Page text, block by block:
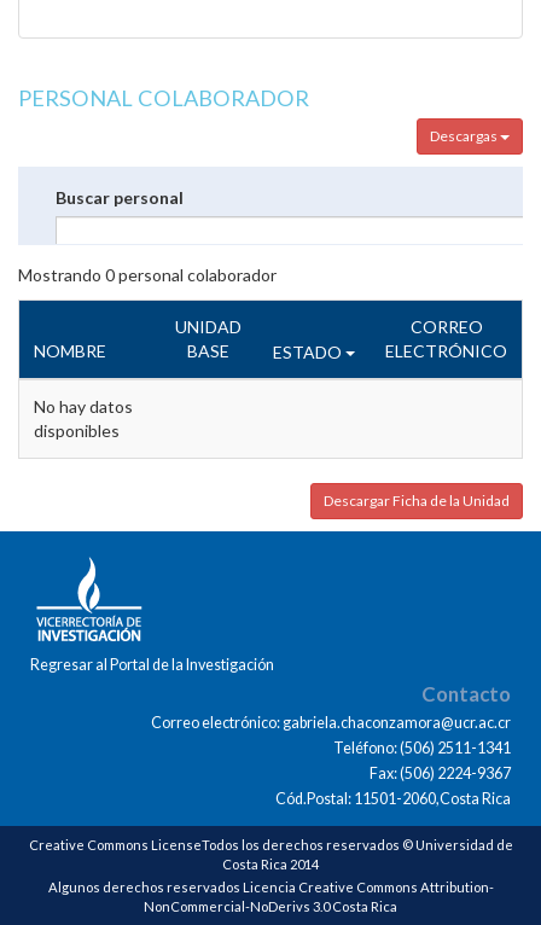
PERSONAL COLABORADOR
Descargas
Buscar personal
Mostrando 0personal colaborador
NOMBRE
UNIDAD
BASE
ESTADO
CORREO
ELECTRÓNICO
No hay datos
disponibles
Descargar Ficha de la Unidad
Regresar al Portal de la Investigación
Contacto
Correo electrónico: gabriela.chaconzamora@ucr.ac.cr
Teléfono: (506) 2511-1341
Fax: (506) 2224-9367
Cód.Postal: 11501-2060,Costa Rica
Creative Commons LicenseTodos los derechos reservados © Universidad de
Costa Rica 2014
Algunos derechos reservados Licencia Creative Commons Attribution-
NonCommercial-NoDerivs 3.0 Costa Rica